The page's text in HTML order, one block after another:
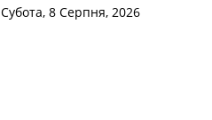
Субота, 8 Серпня, 2026